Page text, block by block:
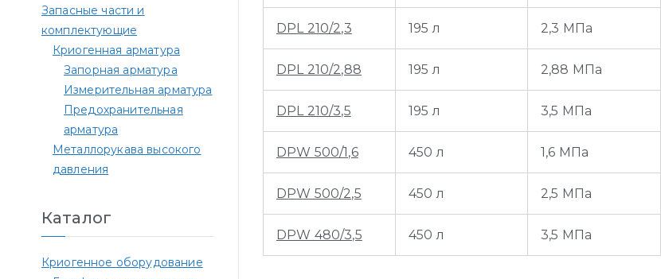
DPL 210/2,3 195 л 2,3 МПа
DPL 210/2,88 195 л 2,88 МПа
DPL 210/3,5 195 л 3,5 МПа
DPW 500/1,6 450 л 1,6 МПа
DPW 500/2,5 450 л 2,5 МПа
DPW 480/3,5 450 л 3,5 МПа
Запасные части и
комплектующие
Криогенная арматура
Запорная арматура
Измерительная арматура
Предохранительная
арматура
Металлорукава высокого
давления
Каталог
Криогенное оборудование